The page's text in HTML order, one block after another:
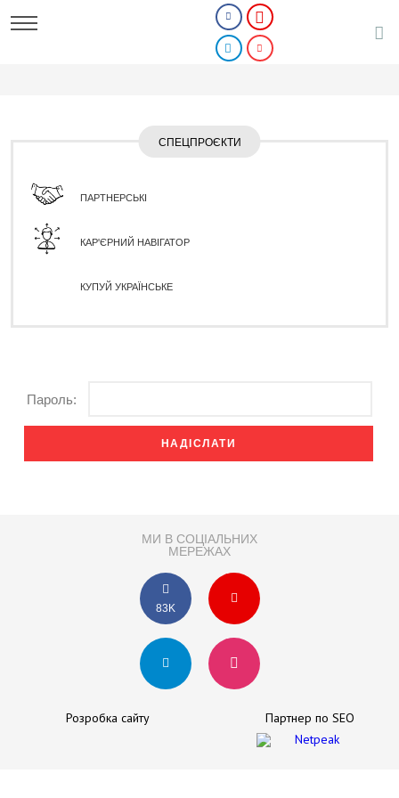
СПЕЦПРОЄКТИ
ПАРТНЕРСЬКІ
КАР'ЄРНИЙ НАВІГАТОР
КУПУЙ УКРАЇНСЬКЕ
Пароль:
МИ В СОЦІАЛЬНИХ
МЕРЕЖАХ
83K
Розробка сайту Партнер по SEO